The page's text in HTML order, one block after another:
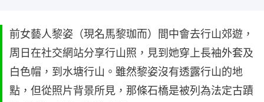
前女藝人黎姿（現名馬黎珈而）間中會去行山郊遊，
周日在社交網站分享行山照，見到她穿上長袖外套及
白色帽，到水塘行山。雖然黎姿沒有透露行山的地
點，但從照片背景所見，那條石橋是被列為法定古蹟